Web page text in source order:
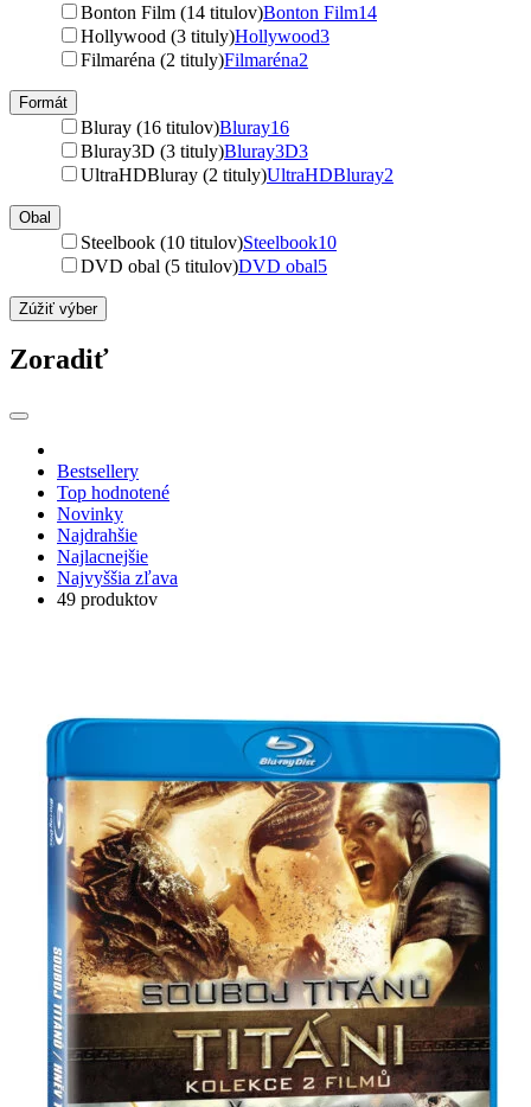
Bonton Film (14 titulov)Bonton Film14
Hollywood (3 tituly)Hollywood3
Filmaréna (2 tituly)Filmaréna2
Formát
Bluray (16 titulov)Bluray16
Bluray3D (3 tituly)Bluray3D3
UltraHDBluray (2 tituly)UltraHDBluray2
Obal
Steelbook (10 titulov)Steelbook10
DVD obal (5 titulov)DVD obal5
Zúžiť výber
Zoradiť
Bestsellery
Top hodnotené
Novinky
Najdrahšie
Najlacnejšie
Najvyššia zľava
49 produktov